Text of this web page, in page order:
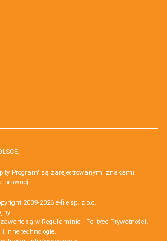
Program" są zarejestrowanymi znakami
prawnej.
2009-2026 e-file sp. z o.o.
są w Regulaminie i Polityce Prywatności.
i inne technologie.